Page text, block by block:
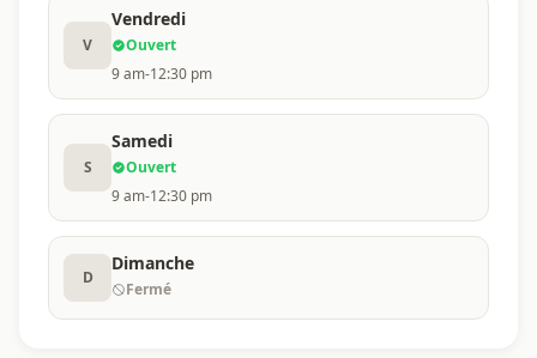
V
Vendredi
Ouvert
9 am-12:30 pm
S
Samedi
Ouvert
9 am-12:30 pm
D
Dimanche
Fermé